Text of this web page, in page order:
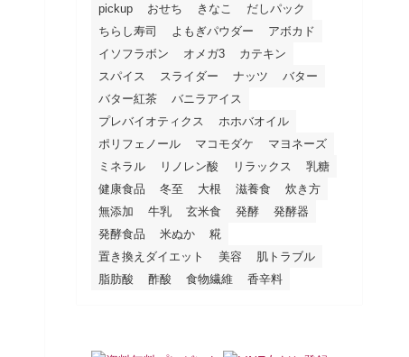
pickup おせち きなこ
だしパック
ちらし寿司
よもぎパウダー
アボカド
イソフラボン
オメガ3
カテキン
スパイス
スライダー ナッツ
バター
バター紅茶
バニラアイス
プレバイオティクス
ホホバオイル
ポリフェノール
マコモダケ
マヨネーズ
ミネラル
リノレン酸 リラックス
乳糖
健康食品
冬至 大根 滋養食
炊き方
無添加
牛乳 玄米食 発酵
発酵器
発酵食品
米ぬか
糀
置き換えダイエット
美容
肌トラブル
脂肪酸
酢酸 食物繊維 香辛料